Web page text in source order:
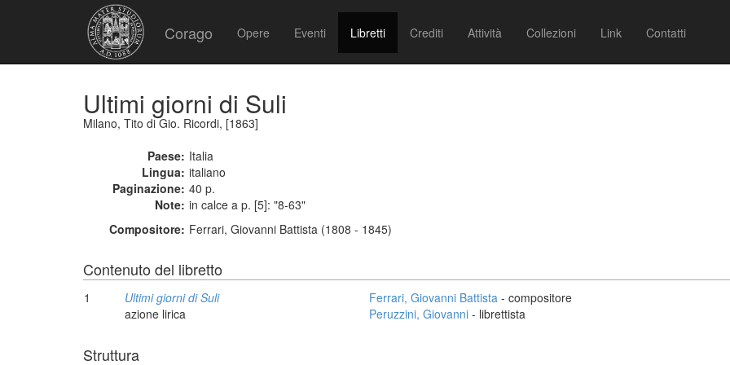
Corago Opere Eventi Libretti Crediti Attività Collezioni Link Contatti
Ultimi giorni di Suli
Milano, Tito di Gio. Ricordi, [1863]
Paese: Italia
Lingua: italiano
Paginazione: 40 p.
Note: in calce a p. [5]: "8-63"
Compositore: Ferrari, Giovanni Battista (1808 - 1845)
Contenuto del libretto
1
Ultimi giorni di Suli
azione lirica
Ferrari, Giovanni Battista - compositore
Peruzzini, Giovanni - librettista
Struttura